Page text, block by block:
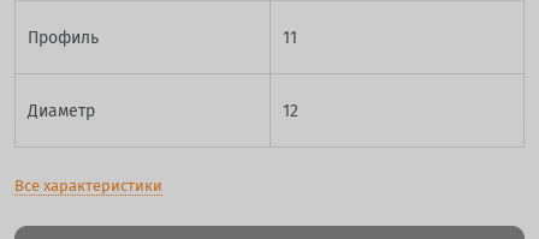
Профиль 11
Диаметр 12
Все характеристики